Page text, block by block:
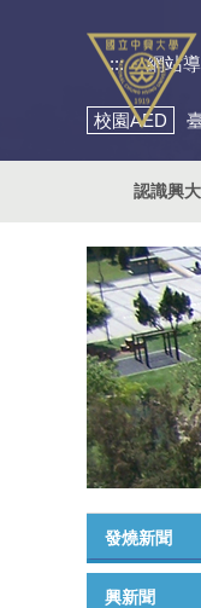
::: 網站
校園AED
認識興大
發燒新聞
興新聞